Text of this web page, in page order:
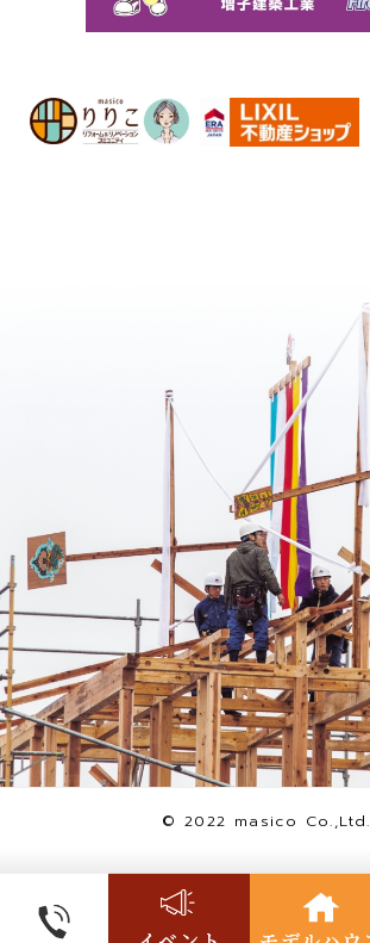
© 2022 masico Co.,Ltd.